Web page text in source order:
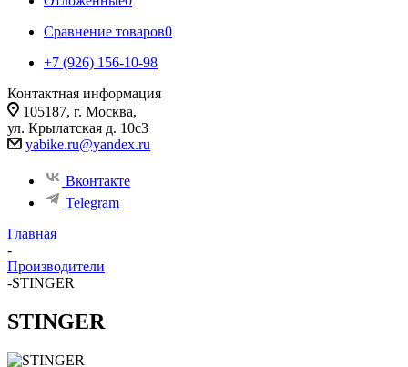
Сравнение товаров0
+7 (926) 156-10-98
Контактная информация
105187, г. Москва,
ул. Крылатская д. 10с3
yabike.ru@yandex.ru
Вконтакте
Telegram
Главная
-
Производители
-STINGER
STINGER